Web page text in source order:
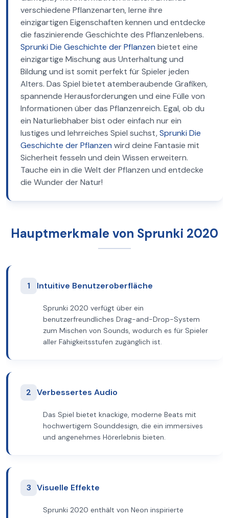
verschiedene Pflanzenarten, lerne ihre
einzigartigen Eigenschaften kennen und entdecke
die faszinierende Geschichte des Pflanzenlebens.
Sprunki Die Geschichte der Pflanzen bietet eine
einzigartige Mischung aus Unterhaltung und
Bildung und ist somit perfekt für Spieler jeden
Alters. Das Spiel bietet atemberaubende Grafiken,
spannende Herausforderungen und eine Fülle von
Informationen über das Pflanzenreich. Egal, ob du
ein Naturliebhaber bist oder einfach nur ein
lustiges und lehrreiches Spiel suchst,Sprunki Die
Geschichte der Pflanzen wird deine Fantasie mit
Sicherheit fesseln und dein Wissen erweitern.
Tauche ein in die Welt der Pflanzen und entdecke
die Wunder der Natur!
Hauptmerkmale von Sprunki 2020
1 Intuitive Benutzeroberfläche
Sprunki 2020 verfügt über ein
benutzerfreundliches Drag-and-Drop-System
zum Mischen von Sounds, wodurch es für Spieler
aller Fähigkeitsstufen zugänglich ist.
2 Verbessertes Audio
Das Spiel bietet knackige, moderne Beats mit
hochwertigem Sounddesign, die ein immersives
und angenehmes Hörerlebnis bieten.
3 Visuelle Effekte
Sprunki 2020 enthält von Neon inspirierte